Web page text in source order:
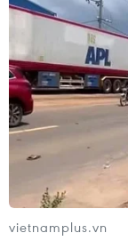
vietnamplus.vn